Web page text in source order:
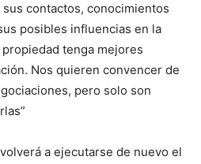
contactos, conocimientos
posibles influencias en la
tenga mejores
Nos quieren convencer de
pero solo son
a ejecutarse de nuevo el